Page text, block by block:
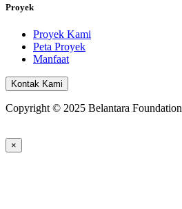
Proyek
Proyek Kami
Peta Proyek
Manfaat
Kontak Kami
Copyright © 2025 Belantara Foundation
×